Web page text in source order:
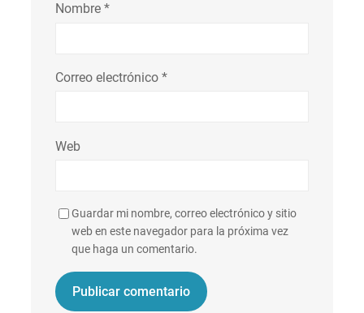
Nombre *
Correo electrónico *
Web
Guardar mi nombre, correo electrónico y sitio
web en este navegador para la próxima vez
que haga un comentario.